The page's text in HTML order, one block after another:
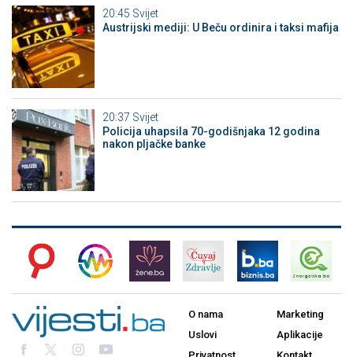
20:45 Svijet
Austrijski mediji: U Beču ordinira i taksi mafija
20:37 Svijet
Policija uhapsila 70-godišnjaka 12 godina
nakon pljačke banke
O nama
Uslovi
Marketing
Aplikacije